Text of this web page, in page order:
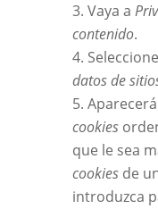
Vaya a
contenido.
Seleccione
datos de
cookies
que le sea
cookiesde
introduzca